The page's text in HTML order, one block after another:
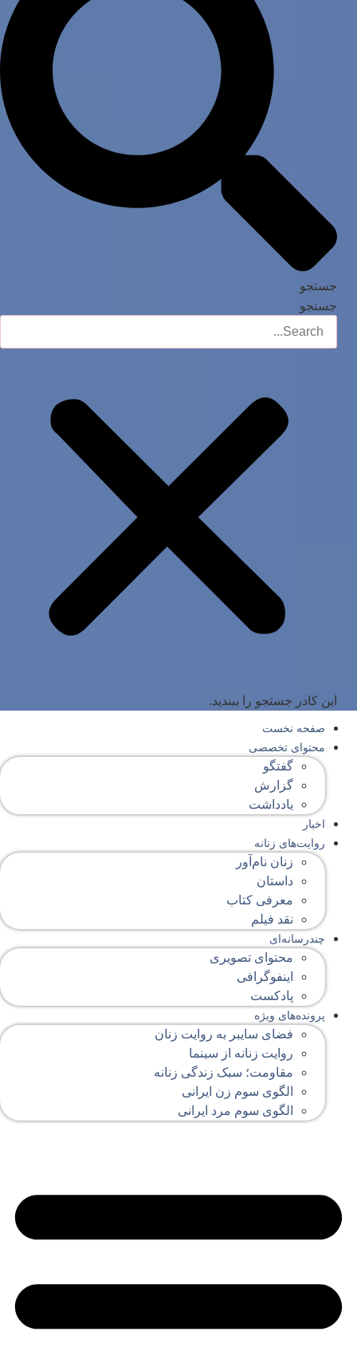
جستجو
جستجو
این کادر جستجو را ببندید.
صفحه‌ نخست
محتوای‌ تخصصی
گفتگو
گزارش
یادداشت
اخبار
روایت‌های زنانه
زنان نام‌آور
داستان
معرفی کتاب
نقد فیلم
چندرسانه‌ای
محتوای تصویری
اینفوگرافی
پادکست
پرونده‌های ویژه
فضای سایبر به روایت زنان
روایت زنانه از سینما
مقاومت؛ سبک زندگی زنانه
الگوی سوم زن ایرانی
الگوی سوم مرد ایرانی